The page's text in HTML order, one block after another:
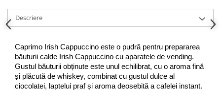
Descriere
Caprimo Irish Cappuccino este o pudră pentru prepararea
băuturii calde Irish Cappuccino cu aparatele de vending.
Gustul băuturii obținute este unul echilibrat, cu o aroma fină
și plăcută de whiskey, combinat cu gustul dulce al
ciocolatei, laptelui praf și aroma deosebită a cafelei instant.